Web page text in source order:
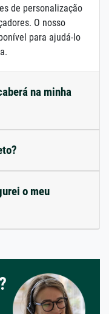
de personalização
O nosso
para ajudá-lo
na minha
o meu